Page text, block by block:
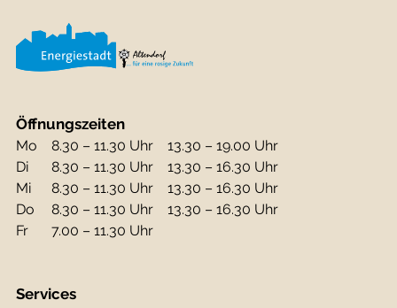
Öffnungszeiten
Mo 8.30 – 11.30 Uhr
13.30 – 19.00 Uhr
Di
8.30 – 11.30 Uhr
13.30 – 16.30 Uhr
Mi
8.30 – 11.30 Uhr
13.30 – 16.30 Uhr
Do
8.30 – 11.30 Uhr
13.30 – 16.30 Uhr
Fr
7.00 – 11.30 Uhr
Services